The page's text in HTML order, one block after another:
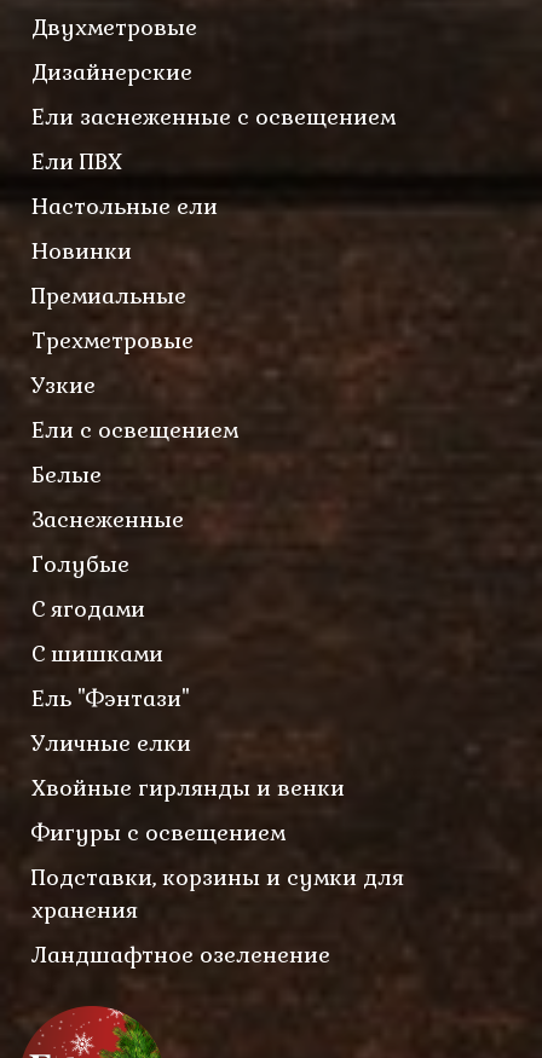
Двухметровые
Дизайнерские
Ели заснеженные с освещением
Ели ПВХ
Настольные ели
Новинки
Премиальные
Трехметровые
Узкие
Ели с освещением
Белые
Заснеженные
Голубые
С ягодами
С шишками
Ель "Фэнтази"
Уличные елки
Хвойные гирлянды и венки
Фигуры с освещением
Подставки, корзины и сумки для
хранения
Ландшафтное озеленение